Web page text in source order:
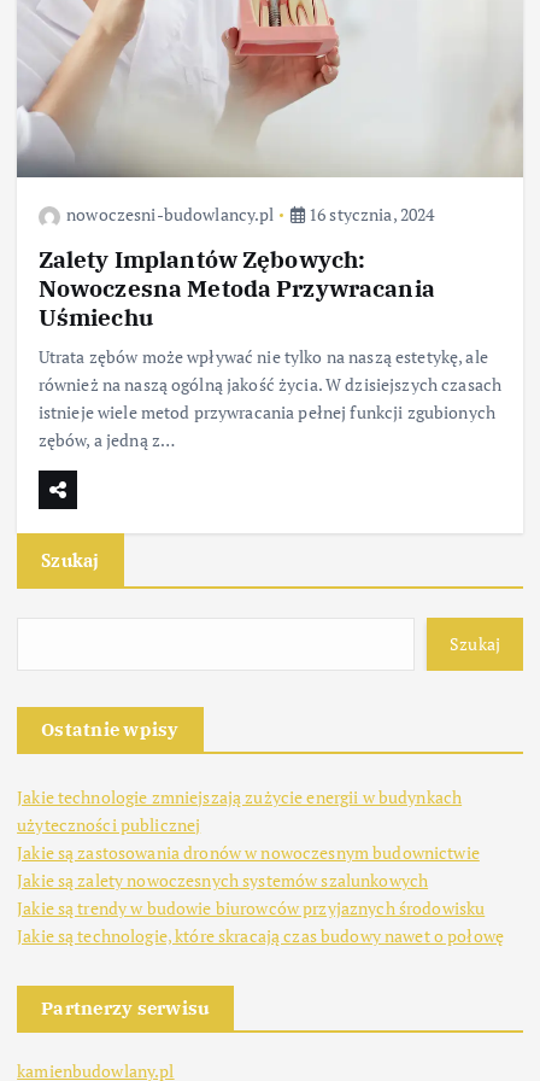
nowoczesni-budowlancy.pl 16 stycznia, 2024
Zalety Implantów Zębowych:
Nowoczesna Metoda Przywracania
Uśmiechu
Utrata zębów może wpływać nie tylko na naszą estetykę, ale
również na naszą ogólną jakość życia. W dzisiejszych czasach
istnieje wiele metod przywracania pełnej funkcji zgubionych
zębów, a jedną z…
Szukaj
Szukaj
Ostatnie wpisy
Jakie technologie zmniejszają zużycie energii w budynkach
użyteczności publicznej
Jakie są zastosowania dronów w nowoczesnym budownictwie
Jakie są zalety nowoczesnych systemów szalunkowych
Jakie są trendy w budowie biurowców przyjaznych środowisku
Jakie są technologie, które skracają czas budowy nawet o połowę
Partnerzy serwisu
kamienbudowlany.pl